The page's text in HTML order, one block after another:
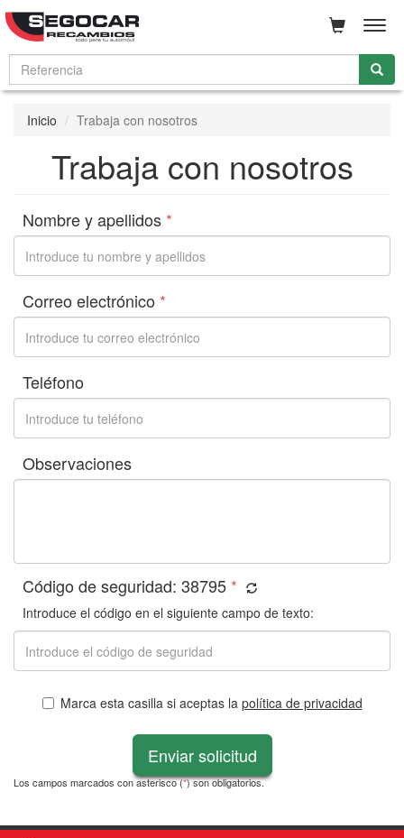
Inicio Trabaja con nosotros
Trabaja con nosotros
Nombre y apellidos *
Correo electrónico *
Teléfono
Observaciones
Código de seguridad: 38795 *
Introduce el código en el siguiente campo de texto:
Marca esta casilla si aceptas la política de privacidad
Enviar solicitud
Los campos marcados con asterisco (*) son obligatorios.